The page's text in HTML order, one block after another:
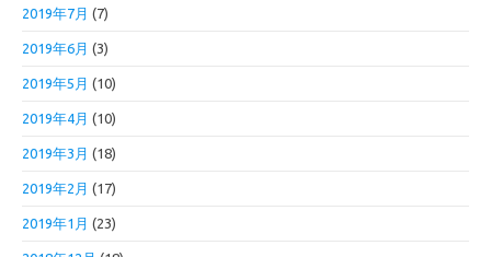
2019年7月 (7)
2019年6月 (3)
2019年5月 (10)
2019年4月 (10)
2019年3月 (18)
2019年2月 (17)
2019年1月 (23)